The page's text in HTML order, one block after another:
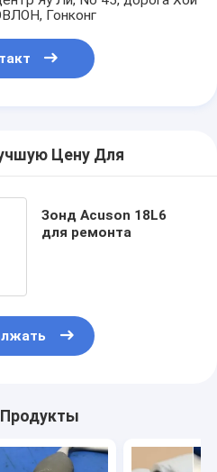
Гонконг
Цену Для
Зонд Acuson 18L6
для ремонта